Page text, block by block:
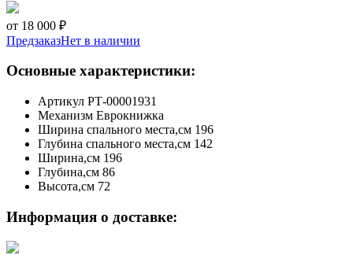
от 18 000 ₽
ПредзаказНет в наличии
Основные характеристики:
Артикул РТ-00001931
Механизм Еврокнижка
Ширина спального места,см 196
Глубина спального места,см 142
Ширина,см 196
Глубина,см 86
Высота,см 72
Информация о доставке: